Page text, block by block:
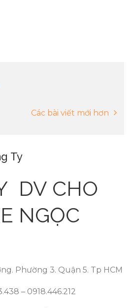
Các bài viết mới hơn
Ty
DV CHO
NGỌC
Phường 3. Quận 5. Tp HCM
– 0918.446.212